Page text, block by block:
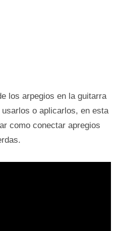
los arpegios en la guitarra
o aplicarlos, en esta
como conectar apregios